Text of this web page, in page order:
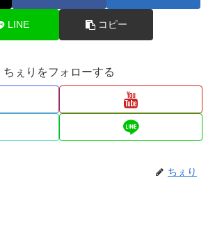
LINE コピー
ちぇりをフォローする
ちぇり